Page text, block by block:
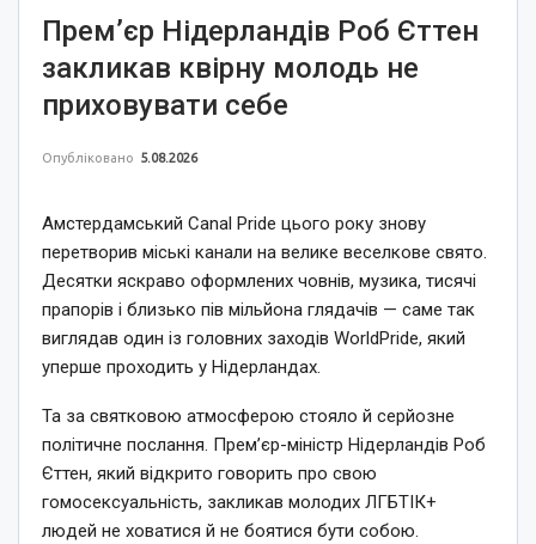
Прем’єр Нідерландів Роб Єттен
закликав квірну молодь не
приховувати себе
Опубліковано 5.08.2026
Амстердамський Canal Pride цього року знову
перетворив міські канали на велике веселкове свято.
Десятки яскраво оформлених човнів, музика, тисячі
прапорів і близько пів мільйона глядачів — саме так
виглядав один із головних заходів WorldPride, який
уперше проходить у Нідерландах.
Та за святковою атмосферою стояло й серйозне
політичне послання. Прем’єр-міністр Нідерландів Роб
Єттен, який відкрито говорить про свою
гомосексуальність, закликав молодих ЛГБТІК+
людей не ховатися й не боятися бути собою.